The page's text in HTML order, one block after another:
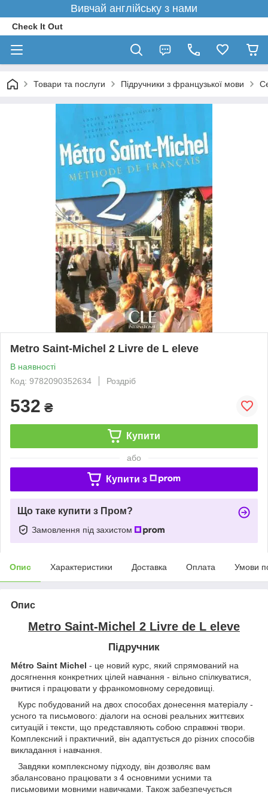
Вивчай англійську з нами
Check It Out
Товари та послуги Підручники з французької мови
Metro Saint-Michel 2 Livre de L eleve
В наявності
Код: 9782090352634
Роздріб
532 ₴
Купити
або
Купити з
Що таке купити з Пром?
Замовлення під захистом
Опис Характеристики Доставка Оплата Умови
Опис
Metro Saint-Michel 2 Livre de L eleve
Підручник
Métro Saint Michel - це новий курс, який спрямований на
досягнення конкретних цілей навчання - вільно спілкуватися,
вчитися і працювати у франкомовному середовищі.
Курс побудований на двох способах донесення матеріалу -
усного та письмового: діалоги на основі реальних життєвих
ситуацій і тексти, що представляють собою справжні твори.
Комплексний і практичний, він адаптується до різних способів
викладання і навчання.
Завдяки комплексному підходу, він дозволяє вам
збалансовано працювати з 4 основними усними та
письмовими мовними навичками. Також забезпечується